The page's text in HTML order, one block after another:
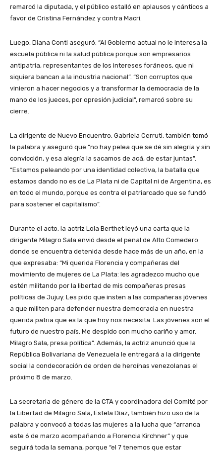
remarcó la diputada, y el público estalló en aplausos y cánticos a
favor de Cristina Fernández y contra Macri.
Luego, Diana Conti aseguró: “Al Gobierno actual no le interesa la
escuela pública ni la salud pública porque son empresarios
antipatria, representantes de los intereses foráneos, que ni
siquiera bancan a la industria nacional”. “Son corruptos que
vinieron a hacer negocios y a transformar la democracia de la
mano de los jueces, por opresión judicial”, remarcó sobre su
cierre.
La dirigente de Nuevo Encuentro, Gabriela Cerruti, también tomó
la palabra y aseguró que “no hay pelea que se dé sin alegría y sin
convicción, y esa alegría la sacamos de acá, de estar juntas”.
“Estamos peleando por una identidad colectiva, la batalla que
estamos dando no es de La Plata ni de Capital ni de Argentina, es
en todo el mundo, porque es contra el patriarcado que se fundó
para sostener el capitalismo”.
Durante el acto, la actriz Lola Berthet leyó una carta que la
dirigente Milagro Sala envió desde el penal de Alto Comedero
donde se encuentra detenida desde hace más de un año, en la
que expresaba: “Mi querida Florencia y compañeras del
movimiento de mujeres de La Plata: les agradezco mucho que
estén militando por la libertad de mis compañeras presas
políticas de Jujuy. Les pido que insten a las compañeras jóvenes
a que militen para defender nuestra democracia en nuestra
querida patria que es la que hoy nos necesita. Las jóvenes son el
futuro de nuestro país. Me despido con mucho cariño y amor.
Milagro Sala, presa política”. Además, la actriz anunció que la
República Bolivariana de Venezuela le entregará a la dirigente
social la condecoración de orden de heroínas venezolanas el
próximo 8 de marzo.
La secretaria de género de la CTA y coordinadora del Comité por
la Libertad de Milagro Sala, Estela Díaz, también hizo uso de la
palabra y convocó a todas las mujeres a la lucha que “arranca
este 6 de marzo acompañando a Florencia Kirchner” y que
seguirá toda la semana, porque “el 7 tenemos que estar